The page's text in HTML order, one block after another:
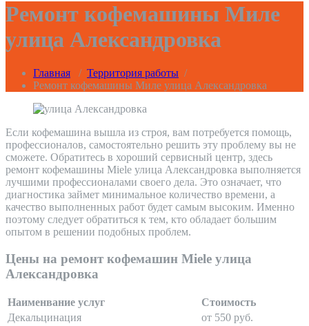
Ремонт кофемашины Миле
улица Александровка
Главная / Территория работы /
Ремонт кофемашины Миле улица Александровка
Если кофемашина вышла из строя, вам потребуется помощь,
профессионалов, самостоятельно решить эту проблему вы не
сможете. Обратитесь в хороший сервисный центр, здесь
ремонт кофемашины Miele улица Александровка выполняется
лучшими профессионалами своего дела. Это означает, что
диагностика займет минимальное количество времени, а
качество выполненных работ будет самым высоким. Именно
поэтому следует обратиться к тем, кто обладает большим
опытом в решении подобных проблем.
Цены на ремонт кофемашин Miele улица
Александровка
Наименвание услуг
Стоимость
Декальцинация
от 550 руб.